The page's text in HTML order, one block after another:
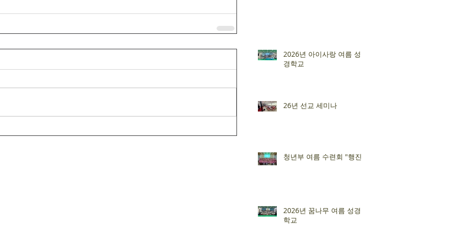
2026년 아이사랑 여름 성
경학교
26년 선교 세미나
청년부 여름 수련회 "행진"
2026년 꿈나무 여름 성경
학교